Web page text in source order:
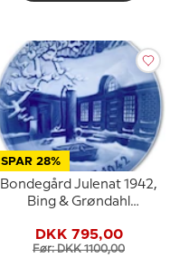
SPAR 28%
Bondegård Julenat 1942,
Bing & Grøndahl
DKK 795,00
Før: DKK 1100,00